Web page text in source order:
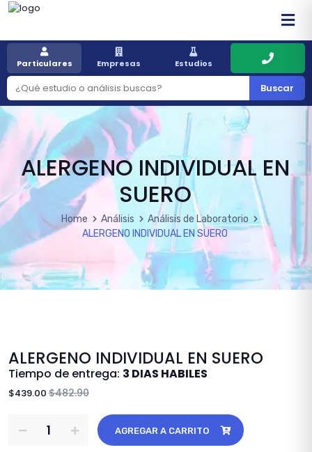
Particulares Empresas Estudios
Buscar
ALERGENO INDIVIDUAL EN
SUERO
Home Análisis
Análisis de Laboratorio
ALERGENO INDIVIDUAL EN SUERO
ALERGENO INDIVIDUAL EN SUERO
Tiempo de entrega: 3 DIAS HABILES
$439.00 $482.90
AGREGAR A CARRITO